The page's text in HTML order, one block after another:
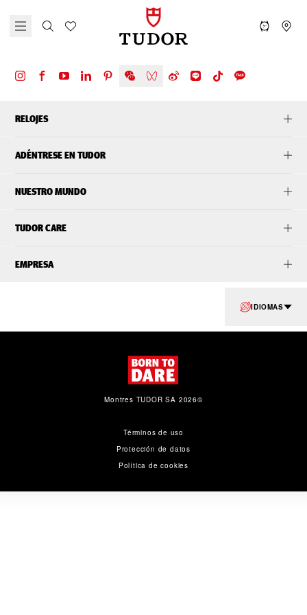
RELOJES
ADÉNTRESE EN TUDOR
NUESTRO MUNDO
TUDOR CARE
EMPRESA
IDIOMAS
Términos de uso
Protección de datos
Política de cookies
Montres TUDOR SA 2026©